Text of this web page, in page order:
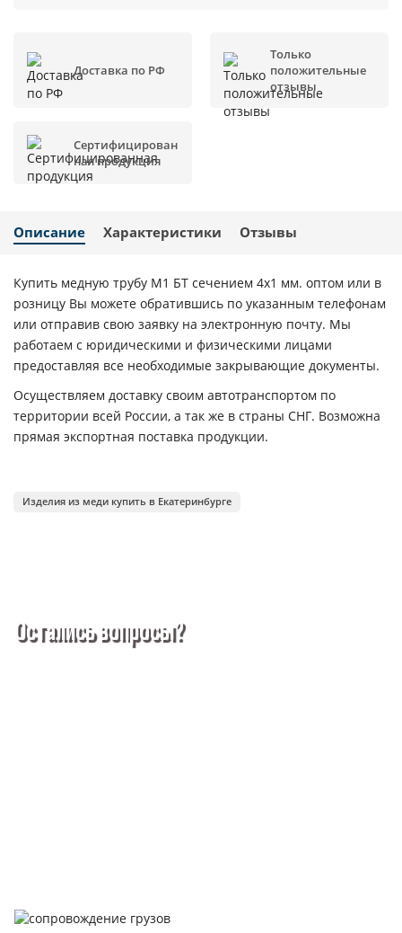
Доставка по РФ
Только
положительные
отзывы
Сертифицирован
ная продукция
Описание Характеристики Отзывы
Купить медную трубу М1 БТ сечением 4х1 мм. оптом или в
розницу Вы можете обратившись по указанным телефонам
или отправив свою заявку на электронную почту. Мы
работаем с юридическими и физическими лицами
предоставляя все необходимые закрывающие документы.
Осуществляем доставку своим автотранспортом по
территории всей России, а так же в страны СНГ. Возможна
прямая экспортная поставка продукции.
Изделия из меди купить в Екатеринбурге
Остались вопросы?